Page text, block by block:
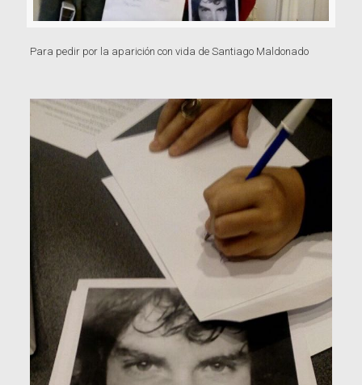
Para pedir por la aparición con vida de Santiago Maldonado